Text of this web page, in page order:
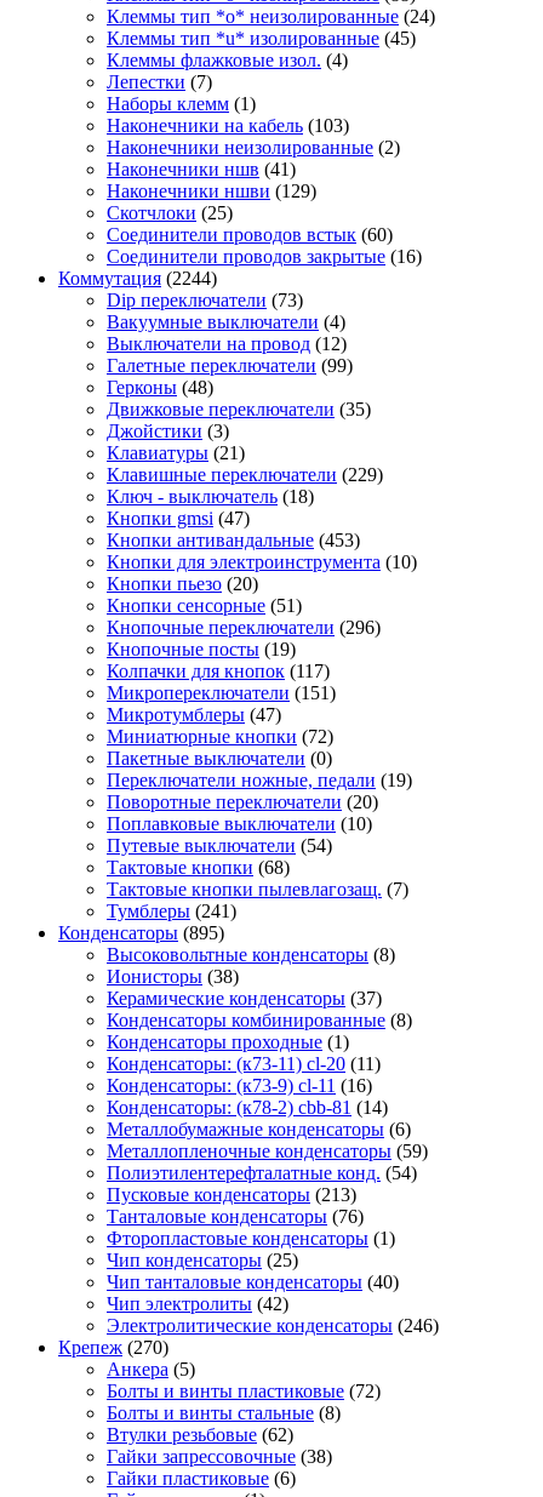
Клеммы тип *o* неизолированные (24)
Клеммы тип *u* изолированные (45)
Клеммы флажковые изол. (4)
Лепестки (7)
Наборы клемм (1)
Наконечники на кабель (103)
Наконечники неизолированные (2)
Наконечники ншв (41)
Наконечники ншви (129)
Скотчлоки (25)
Соединители проводов встык (60)
Соединители проводов закрытые (16)
Коммутация (2244)
Dip переключатели (73)
Вакуумные выключатели (4)
Выключатели на провод (12)
Галетные переключатели (99)
Герконы (48)
Движковые переключатели (35)
Джойстики (3)
Клавиатуры (21)
Клавишные переключатели (229)
Ключ - выключатель (18)
Кнопки gmsi (47)
Кнопки антивандальные (453)
Кнопки для электроинструмента (10)
Кнопки пьезо (20)
Кнопки сенсорные (51)
Кнопочные переключатели (296)
Кнопочные посты (19)
Колпачки для кнопок (117)
Микропереключатели (151)
Микротумблеры (47)
Миниатюрные кнопки (72)
Пакетные выключатели (0)
Переключатели ножные, педали (19)
Поворотные переключатели (20)
Поплавковые выключатели (10)
Путевые выключатели (54)
Тактовые кнопки (68)
Тактовые кнопки пылевлагозащ. (7)
Тумблеры (241)
Конденсаторы (895)
Высоковольтные конденсаторы (8)
Ионисторы (38)
Керамические конденсаторы (37)
Конденсаторы комбинированные (8)
Конденсаторы проходные (1)
Конденсаторы: (к73-11) cl-20 (11)
Конденсаторы: (к73-9) cl-11 (16)
Конденсаторы: (к78-2) cbb-81 (14)
Металлобумажные конденсаторы (6)
Металлопленочные конденсаторы (59)
Полиэтилентерефталатные конд. (54)
Пусковые конденсаторы (213)
Танталовые конденсаторы (76)
Фторопластовые конденсаторы (1)
Чип конденсаторы (25)
Чип танталовые конденсаторы (40)
Чип электролиты (42)
Электролитические конденсаторы (246)
Крепеж (270)
Анкера (5)
Болты и винты пластиковые (72)
Болты и винты стальные (8)
Втулки резьбовые (62)
Гайки запрессовочные (38)
Гайки пластиковые (6)